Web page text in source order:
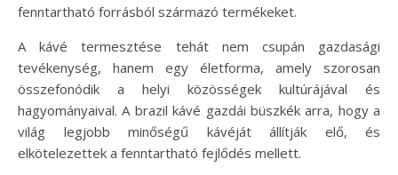
fenntartható forrásból származó termékeket.
A kávé termesztése tehát nem csupán gazdasági
tevékenység, hanem egy életforma, amely szorosan
összefonódik a helyi közösségek kultúrájával és
hagyományaival. A brazil kávé gazdái büszkék arra, hogy a
világ legjobb minőségű kávéját állítják elő, és
elkötelezettek a fenntartható fejlődés mellett.